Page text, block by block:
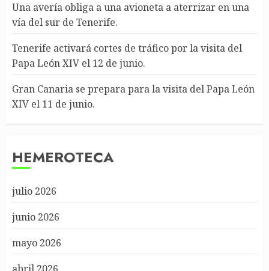
Una avería obliga a una avioneta a aterrizar en una
vía del sur de Tenerife.
Tenerife activará cortes de tráfico por la visita del
Papa León XIV el 12 de junio.
Gran Canaria se prepara para la visita del Papa León
XIV el 11 de junio.
HEMEROTECA
julio 2026
junio 2026
mayo 2026